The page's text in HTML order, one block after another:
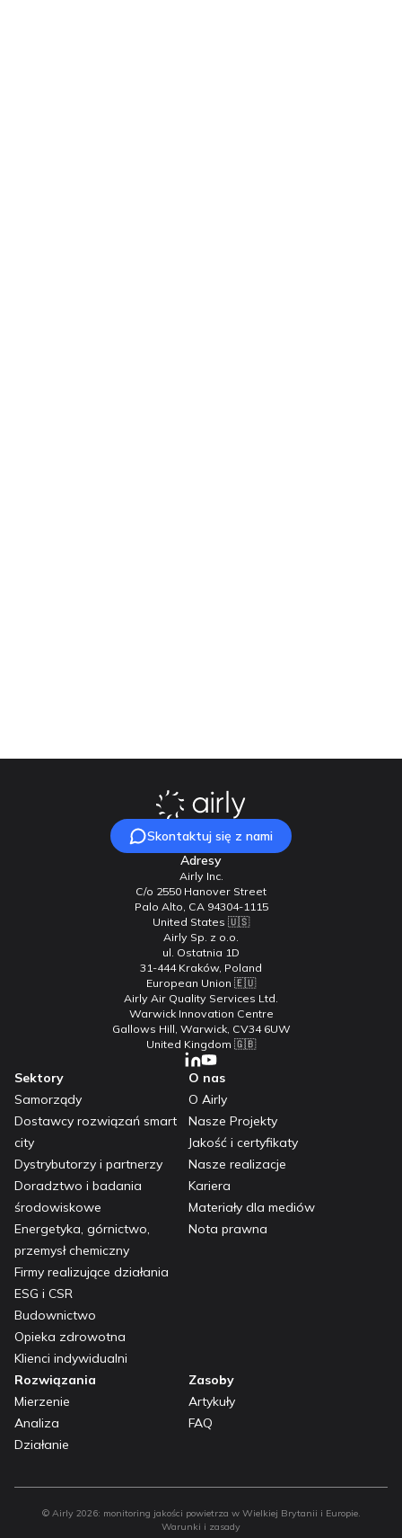
Skontaktuj się z nami
Adresy
Airly Inc.
C/o 2550 Hanover Street
Palo Alto, CA 94304-1115
United States 🇺🇸
Airly Sp. z o.o.
ul. Ostatnia 1D
31-444 Kraków, Poland
European Union 🇪🇺
Airly Air Quality Services Ltd.
Warwick Innovation Centre
Gallows Hill, Warwick, CV34 6UW
United Kingdom 🇬🇧
Sektory
Samorządy
Dostawcy rozwiązań smart
city
Dystrybutorzy i partnerzy
Doradztwo i badania
środowiskowe
Energetyka, górnictwo,
przemysł chemiczny
Firmy realizujące działania
ESG i CSR
Budownictwo
Opieka zdrowotna
Klienci indywidualni
Rozwiązania
Mierzenie
Analiza
Działanie
Zasoby
Artykuły
FAQ
O nas
O Airly
Nasze Projekty
Jakość i certyfikaty
Nasze realizacje
Kariera
Materiały dla mediów
Nota prawna
© Airly 2026: monitoring jakości powietrza w Wielkiej Brytanii i Europie.
Warunki i zasady